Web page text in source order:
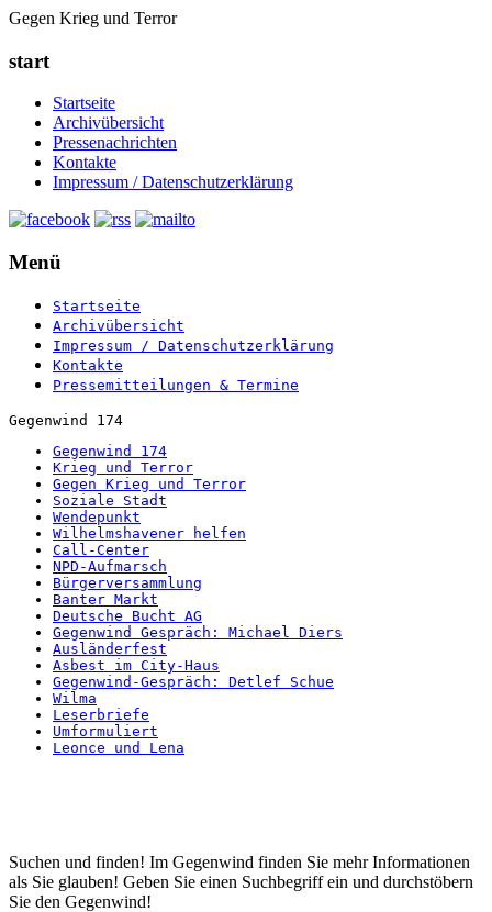
Gegen Krieg und Terror
start
Startseite
Archivübersicht
Pressenachrichten
Kontakte
Impressum / Datenschutzerklärung
Menü
Startseite
Archivübersicht
Impressum / Datenschutzerklärung
Kontakte
Pressemitteilungen & Termine
Gegenwind 174
Gegenwind 174
Krieg und Terror
Gegen Krieg und Terror
Soziale Stadt
Wendepunkt
Wilhelmshavener helfen
Call-Center
NPD-Aufmarsch
Bürgerversammlung
Banter Markt
Deutsche Bucht AG
Gegenwind Gespräch: Michael Diers
Ausländerfest
Asbest im City-Haus
Gegenwind-Gespräch: Detlef Schue
Wilma
Leserbriefe
Umformuliert
Leonce und Lena
Startseite
Suchen und finden! Im Gegenwind finden Sie mehr Informationen
als Sie glauben! Geben Sie einen Suchbegriff ein und durchstöbern
Sie den Gegenwind!